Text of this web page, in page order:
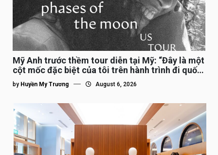
Mỹ Anh trước thềm tour diễn tại Mỹ: “Đây là một
cột mốc đặc biệt của tôi trên hành trình đi quốc
tế”
by Huyền My Trương August 6, 2026